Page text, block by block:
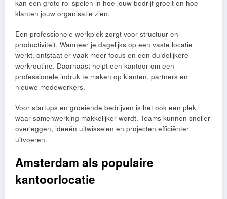
kan een grote rol spelen in hoe jouw bedrijf groeit en hoe
klanten jouw organisatie zien.
Een professionele werkplek zorgt voor structuur en
productiviteit. Wanneer je dagelijks op een vaste locatie
werkt, ontstaat er vaak meer focus en een duidelijkere
werkroutine. Daarnaast helpt een kantoor om een
professionele indruk te maken op klanten, partners en
nieuwe medewerkers.
Voor startups en groeiende bedrijven is het ook een plek
waar samenwerking makkelijker wordt. Teams kunnen sneller
overleggen, ideeën uitwisselen en projecten efficiënter
uitvoeren.
Amsterdam als populaire
kantoorlocatie